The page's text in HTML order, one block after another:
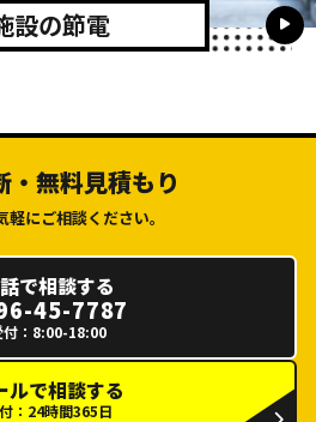
設の節電
・無料見積もり
軽にご相談ください。
で相談する
45-7787
付：8:00-18:00
ルで相談する
：24時間365日